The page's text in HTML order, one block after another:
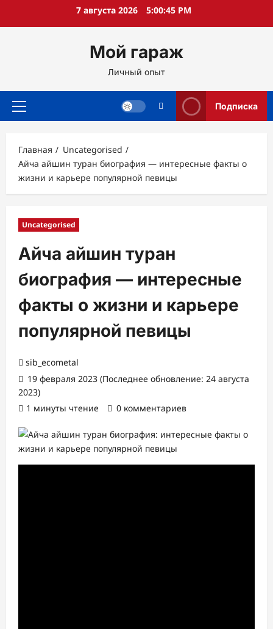
7 августа 2026 5:00:46 PM
Мой гараж
Личный опыт
Основное
Подписка
Главная
Uncategorised
Айча айшин туран биография — интересные факты о
жизни и карьере популярной певицы
Uncategorised
Айча айшин туран
биография — интересные
факты о жизни и карьере
популярной певицы
sib_ecometal
19 февраля 2023 (Последнее обновление: 24 августа
2023)
1 минуты чтение
0 комментариев